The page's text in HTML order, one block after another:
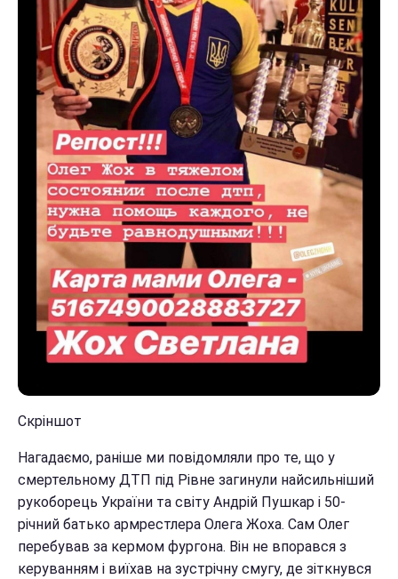
Скріншот
Нагадаємо, раніше ми повідомляли про те, що у
смертельному ДТП під Рівне загинули найсильніший
рукоборець України та світу Андрій Пушкар і 50-
річний батько армрестлера Олега Жоха. Сам Олег
перебував за кермом фургона. Він не впорався з
керуванням і виїхав на зустрічну смугу, де зіткнувся